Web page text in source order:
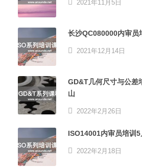
2021年11月5日
长沙QC080000内审员
2021年12月14日
GD&T几何尺寸与公差
山
2022年2月26日
ISO14001内审员培训
2022年2月18日